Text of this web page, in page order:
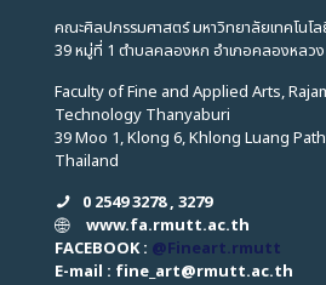
คณะศิลปกรรมศาสตร์ มหาวิทยาลัยเทคโนโ
39 หมู่ที่ 1 ตำบลคลองหก อำเภอคลองหลว
Faculty of Fine and Applied Arts,
Technology Thanyaburi
39 Moo 1, Klong 6, Khlong Luang
Thailand
0 2549 3278 , 3279
www.fa.rmutt.ac.th
FACEBOOK : @Fineart.rmutt
E-mail : fine_art@rmutt.ac.th